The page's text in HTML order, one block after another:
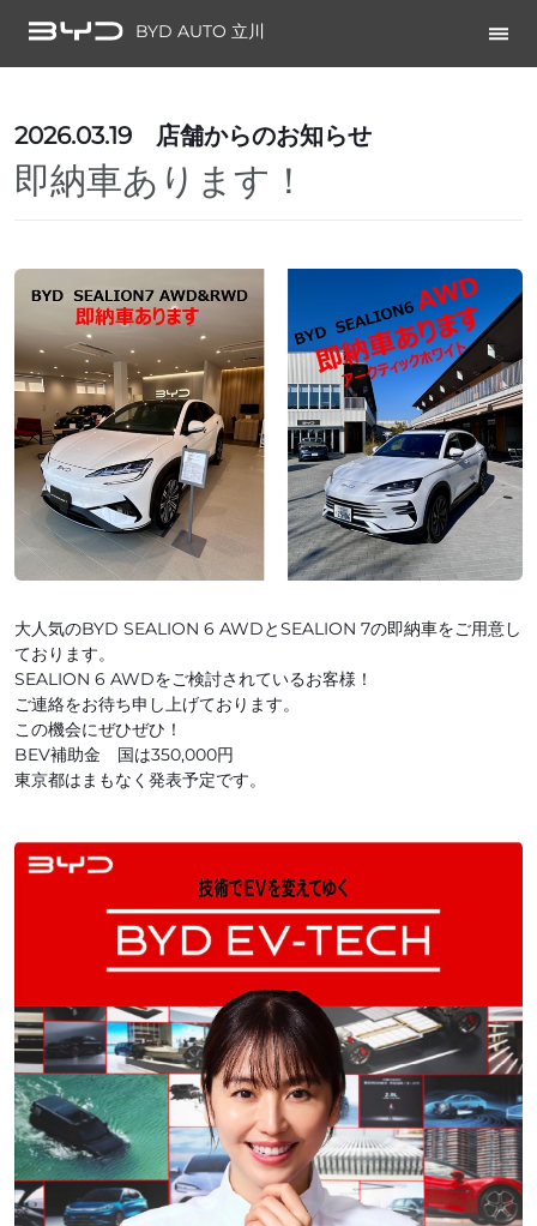
BYD AUTO 立川
2026.03.19 店舗からのお知らせ
即納車あります！
大人気のBYD SEALION 6 AWDとSEALION 7の即納車をご用意し
ております。
SEALION 6 AWDをご検討されているお客様！
ご連絡をお待ち申し上げております。
この機会にぜひぜひ！
BEV補助金 国は350,000円
東京都はまもなく発表予定です。